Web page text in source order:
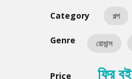
Category গল্প
Genre রোমান্স
Price ফ্রি বই